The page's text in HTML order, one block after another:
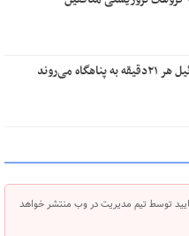
می‌روند
توسط تیم مدیریت در وب منتشر خواهد